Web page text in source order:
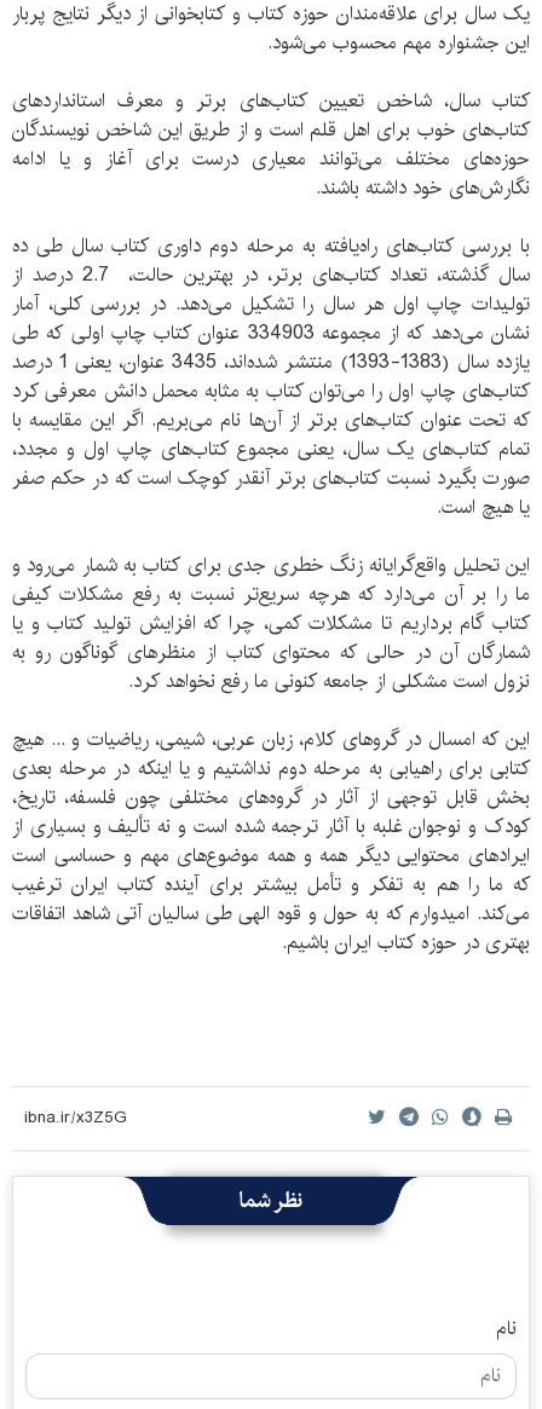
یک سال برای علاقه‌مندان حوزه کتاب و کتابخوانی از دیگر نتایج پربار
این جشنواره مهم محسوب می‌شود.
کتاب سال، شاخص تعیین کتاب‌های برتر و معرف استانداردهای
کتاب‌های خوب برای اهل قلم است و از طریق این شاخص نویسندگان
حوزه‌های مختلف می‌توانند معیاری درست برای آغاز و یا ادامه
نگارش‌‌های خود داشته باشند.
با بررسی کتاب‌های راه‌یافته به مرحله دوم داوری کتاب سال طی ده
سال گذشته، تعداد کتاب‌های برتر، در بهترین حالت، 2.7 درصد از
تولیدات چاپ اول هر سال را تشکیل می‌دهد. در بررسی کلی، آمار
نشان می‌دهد که از مجموعه 334903 عنوان کتاب چاپ اولی که طی
یازده سال (1383-1393) منتشر شده‌اند، 3435 عنوان، یعنی 1 درصد
کتاب‌های چاپ اول را می‌توان کتاب به مثابه محمل دانش معرفی کرد
که تحت عنوان کتاب‌های برتر از آن‌ها نام می‌بریم. اگر این مقایسه با
تمام کتاب‌های یک سال، یعنی مجموع کتاب‌های چاپ اول و مجدد،
صورت بگیرد نسبت کتاب‌های برتر آنقدر کوچک است که در حکم صفر
یا هیچ است.
این تحلیل واقع‌گرایانه زنگ خطری جدی برای کتاب به شمار می‌رود و
ما را بر آن می‌دارد که هرچه سریع‌تر نسبت به رفع مشکلات کیفی
کتاب گام برداریم تا مشکلات کمی، چرا که افزایش تولید کتاب و یا
شمارگان آن در حالی که محتوای کتاب از منظرهای گوناگون رو به
نزول است مشکلی از جامعه کنونی ما رفع نخواهد کرد.
این که امسال در گروهای کلام، زبان عربی، شیمی، ریاضیات و ... هیچ
کتابی برای راهیابی به مرحله دوم نداشتیم و یا اینکه در مرحله بعدی
بخش قابل توجهی از آثار در گروه‌های مختلفی چون فلسفه، تاریخ،
کودک و نوجوان غلبه با آثار ترجمه شده است و نه تألیف و بسیاری از
ایرادهای محتوایی دیگر همه و همه موضوع‌های مهم و حساسی است
که ما را هم به تفکر و تأمل بیشتر برای آینده کتاب ایران ترغیب
می‌کند. امیدوارم که به حول و قوه الهی طی سالیان آتی شاهد اتفاقات
بهتری در حوزه کتاب ایران باشیم.
نظر شما
نام